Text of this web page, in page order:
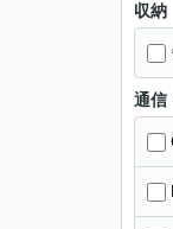
収納
通信